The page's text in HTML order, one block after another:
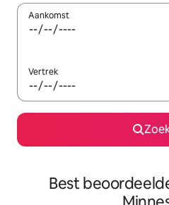
Aankomst
Vertrek
Best